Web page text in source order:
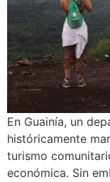
En Guainía, un
históricamente
turismo
económica. Sin